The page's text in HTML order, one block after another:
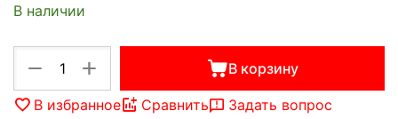
В наличии
+
− В корзину
В избранное Сравнить Задать вопрос